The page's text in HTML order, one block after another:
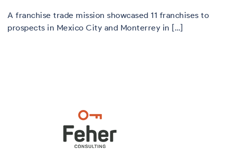
A franchise trade mission showcased 11 franchises to
prospects in Mexico City and Monterrey in […]